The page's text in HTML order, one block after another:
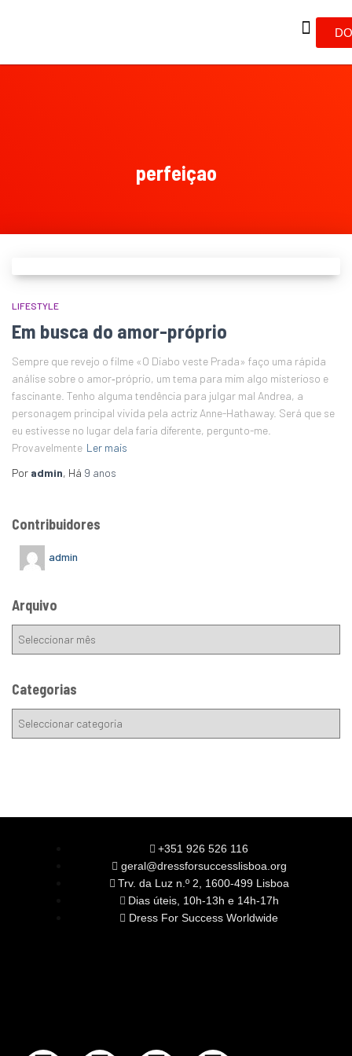
perfeiçao
LIFESTYLE
Em busca do amor-próprio
Sempre que revejo o filme «O Diabo veste Prada» faço uma rápida
análise sobre o amor‑próprio, um tema para mim algo misterioso e
fascinante. Tenho alguma tendência para julgar mal Andrea, a
personagem principal vivida pela actriz Anne-Hathaway. Será que se
eu estivesse no lugar dela faria diferente, pergunto-me.
Provavelmente Ler mais
Por admin, Há 9 anos
Contribuidores
admin
Arquivo
Categorias
+351 926 526 116
geral@dressforsuccesslisboa.org
Trv. da Luz n.º 2, 1600-499 Lisboa
Dias úteis, 10h-13h e 14h-17h
Dress For Success Worldwide